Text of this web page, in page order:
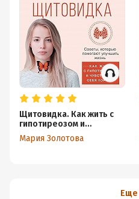
Щитовидка. Как жить с
гипотиреозом и
чувствовать себя
хорошо
Мария Золотова
Еще